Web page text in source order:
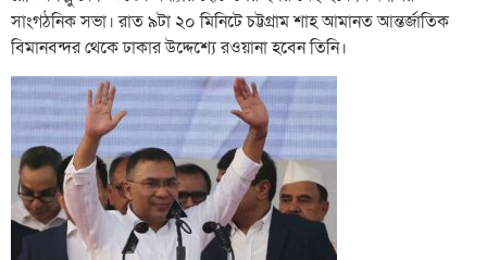
সাংগঠনিক সভা। রাত ৯টা ২০ মিনিটে চট্টগ্রাম শাহ আমানত আন্তর্জাতিক
বিমানবন্দর থেকে ঢাকার উদ্দেশ্যে রওয়ানা হবেন তিনি।